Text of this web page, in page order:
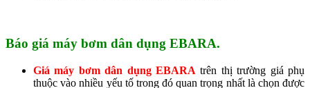
Báo giá máy bơm dân dụng EBARA.
Giá máy bơm dân dụng EBARA trên thị trường giá phụ
thuộc vào nhiều yếu tố trong đó quan trọng nhất là chọn được